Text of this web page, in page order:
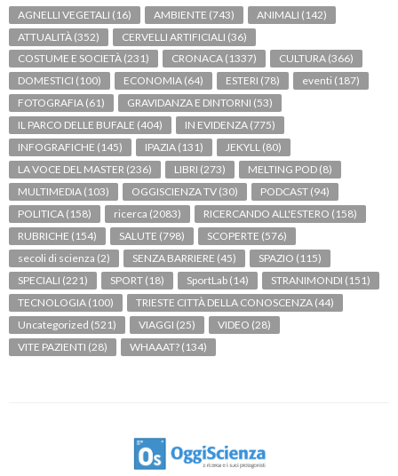
AGNELLI VEGETALI (16) AMBIENTE (743) ANIMALI (142)
ATTUALITÀ (352) CERVELLI ARTIFICIALI (36)
COSTUME E SOCIETÀ (231) CRONACA (1337) CULTURA (366)
DOMESTICI (100) ECONOMIA (64) ESTERI (78) eventi (187)
FOTOGRAFIA (61) GRAVIDANZA E DINTORNI (53)
IL PARCO DELLE BUFALE (404) IN EVIDENZA (775)
INFOGRAFICHE (145) IPAZIA (131) JEKYLL (80)
LA VOCE DEL MASTER (236) LIBRI (273) MELTING POD (8)
MULTIMEDIA (103) OGGISCIENZA TV (30) PODCAST (94)
POLITICA (158) ricerca (2083) RICERCANDO ALL'ESTERO (158)
RUBRICHE (154) SALUTE (798) SCOPERTE (576)
secoli di scienza (2) SENZA BARRIERE (45) SPAZIO (115)
SPECIALI (221) SPORT (18) SportLab (14) STRANIMONDI (151)
TECNOLOGIA (100) TRIESTE CITTÀ DELLA CONOSCENZA (44)
Uncategorized (521) VIAGGI (25) VIDEO (28)
VITE PAZIENTI (28) WHAAAT? (134)